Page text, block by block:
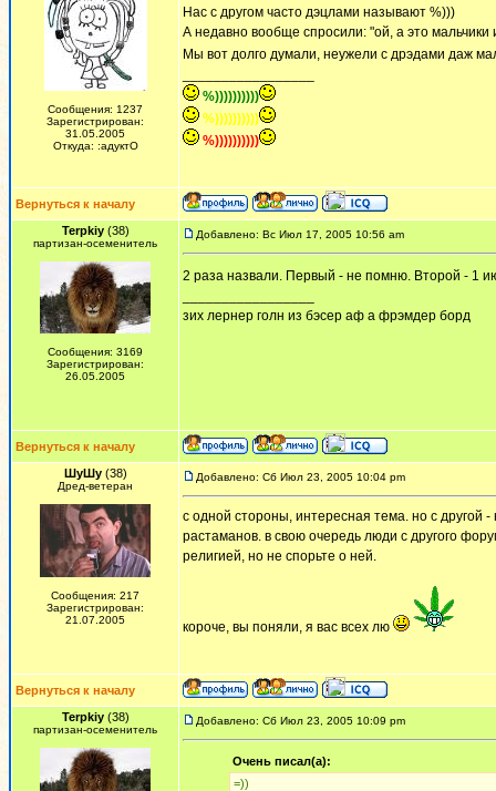
Сообщения: 1237
Зарегистрирован:
31.05.2005
Откуда: :адуктО
Нас с другом часто дэцлами называют %)))
А недавно вообще спросили: "ой, а это мальчики
Мы вот долго думали, неужели с дрэдами даж
%))))))))))
%))))))))))
%))))))))))
Вернуться к началу
Terpkiy(38)
партизан-осеменитель
Сообщения: 3169
Зарегистрирован:
26.05.2005
Добавлено: Вс Июл 17, 2005 10:56 am
2 раза назвали. Первый - не помню. Второй - 1
зих лернер голн из бэсер аф а фрэмдер борд
Вернуться к началу
ШуШу(38)
Дред-ветеран
Сообщения: 217
Зарегистрирован:
21.07.2005
Добавлено: Сб Июл 23, 2005 10:04 pm
с одной стороны, интересная тема. но с другой
растаманов. в свою очередь люди с другого
религией, но не спорьте о ней.
короче, вы поняли, я вас всех лю
Вернуться к началу
Terpkiy(38)
партизан-осеменитель
Добавлено: Сб Июл 23, 2005 10:09 pm
Очень писал(а):
=))